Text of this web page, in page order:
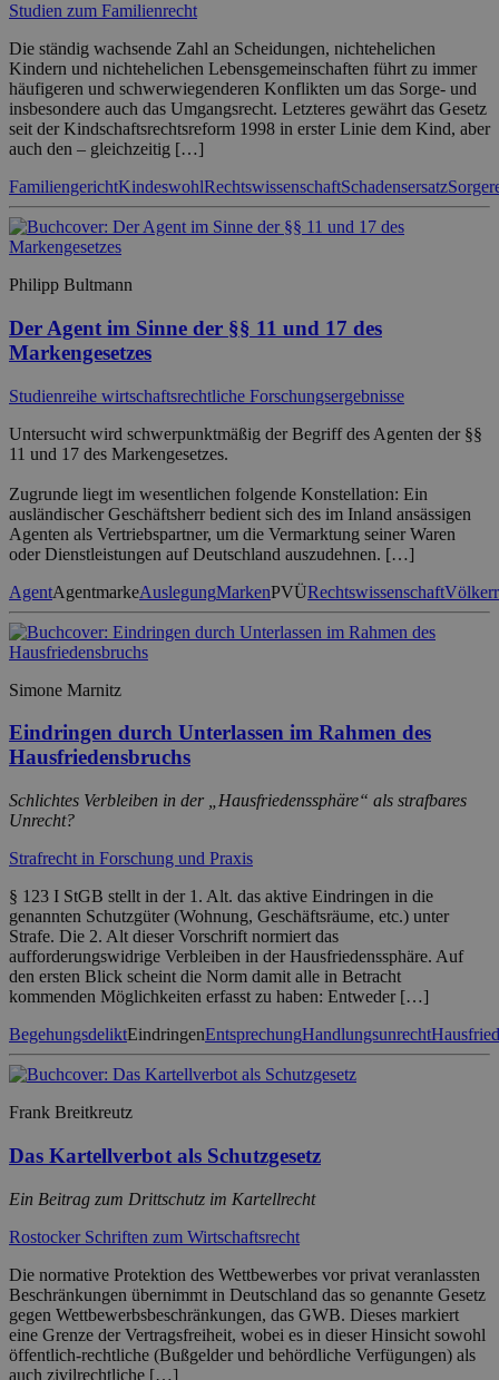
Studien zum Familienrecht
Die ständig wachsende Zahl an Scheidungen, nichtehelichen
Kindern und nichtehelichen Lebensgemeinschaften führt zu immer
häufigeren und schwerwiegenderen Konflikten um das Sorge- und
insbesondere auch das Umgangsrecht. Letzteres gewährt das Gesetz
seit der Kindschaftsrechtsreform 1998 in erster Linie dem Kind, aber
auch den – gleichzeitig […]
FamiliengerichtKindeswohlRechtswissenschaftSchadensersatz
Philipp Bultmann
Der Agent im Sinne der §§ 11 und 17 des
Markengesetzes
Studienreihe wirtschaftsrechtliche Forschungsergebnisse
Untersucht wird schwerpunktmäßig der Begriff des Agenten der §§
11 und 17 des Markengesetzes.
Zugrunde liegt im wesentlichen folgende Konstellation: Ein
ausländischer Geschäftsherr bedient sich des im Inland ansässigen
Agenten als Vertriebspartner, um die Vermarktung seiner Waren
oder Dienstleistungen auf Deutschland auszudehnen. […]
AgentAgentmarkeAuslegungMarkenPVÜRechtswissenschaft
Simone Marnitz
Eindringen durch Unterlassen im Rahmen des
Hausfriedensbruchs
Schlichtes Verbleiben in der „Hausfriedenssphäre“ als strafbares
Unrecht?
Strafrecht in Forschung und Praxis
§ 123 I StGB stellt in der 1. Alt. das aktive Eindringen in die
genannten Schutzgüter (Wohnung, Geschäftsräume, etc.) unter
Strafe. Die 2. Alt dieser Vorschrift normiert das
aufforderungswidrige Verbleiben in der Hausfriedenssphäre. Auf
den ersten Blick scheint die Norm damit alle in Betracht
kommenden Möglichkeiten erfasst zu haben: Entweder […]
BegehungsdeliktEindringenEntsprechungHandlungsunrecht
Frank Breitkreutz
Das Kartellverbot als Schutzgesetz
Ein Beitrag zum Drittschutz im Kartellrecht
Rostocker Schriften zum Wirtschaftsrecht
Die normative Protektion des Wettbewerbes vor privat veranlassten
Beschränkungen übernimmt in Deutschland das so genannte Gesetz
gegen Wettbewerbsbeschränkungen, das GWB. Dieses markiert
eine Grenze der Vertragsfreiheit, wobei es in dieser Hinsicht sowohl
öffentlich-rechtliche (Bußgelder und behördliche Verfügungen) als
auch zivilrechtliche […]